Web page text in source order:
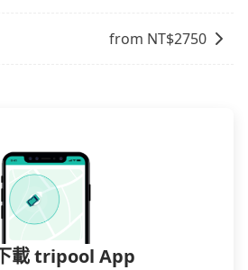
from NT$2750
載 tripool App